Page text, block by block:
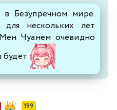
Безупречном мире.
для нескольких лет
Чуанем очевидно
будет
199